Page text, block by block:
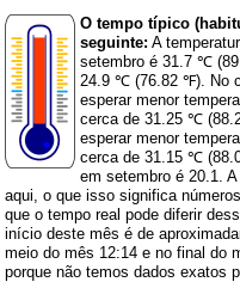
O tempo típico
seguinte: A
setembro é 31.7 ℃
24.9 ℃ (76.82 ℉). No
esperar menor
cerca de 31.25 ℃
esperar menor
cerca de 31.15 ℃
em setembro é 20.1.
aqui, o que isso significa
que o tempo real pode diferir
início deste mês é de
meio do mês 12:14 e no final do
porque não temos dados exatos